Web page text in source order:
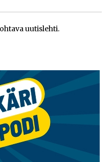
uutislehti.